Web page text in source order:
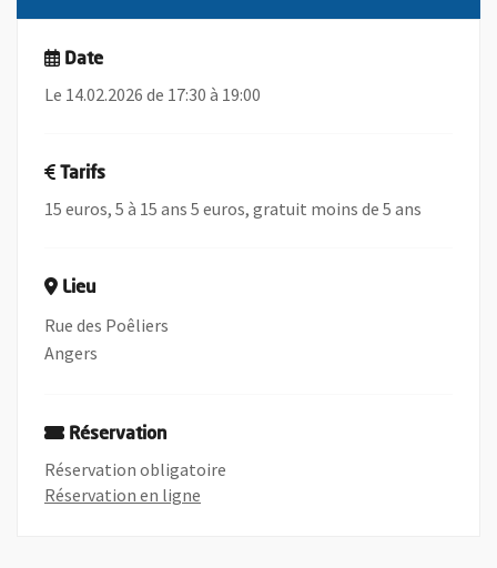
Date
Le 14.02.2026 de 17:30 à 19:00
Tarifs
15 euros, 5 à 15 ans 5 euros, gratuit moins de 5 ans
Lieu
Rue des Poêliers
Angers
Réservation
Réservation obligatoire
Réservation en ligne